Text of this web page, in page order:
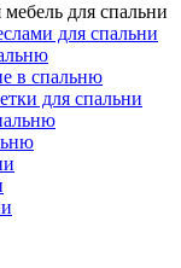
для спальни
для спальни
в спальню
для спальни